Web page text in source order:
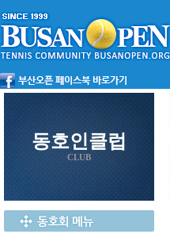
동호인클럽
CLUB